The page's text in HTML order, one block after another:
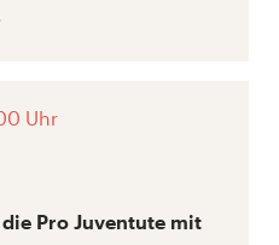
Uhr
Pro Juventute mit